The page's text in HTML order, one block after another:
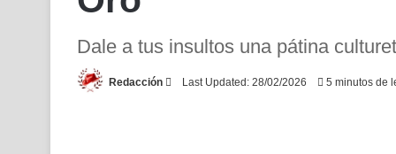
Dale a tus insultos una pátina
Redacción
Send
Last Updated: 28/02/2026 5 minutos de